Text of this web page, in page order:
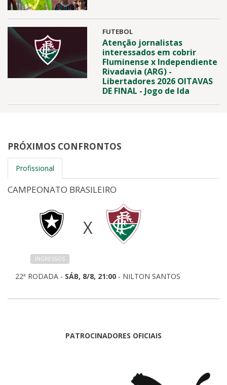
FUTEBOL
Atenção jornalistas
interessados em cobrir
Fluminense x Independiente
Rivadavia (ARG) -
Libertadores 2026 OITAVAS
DE FINAL - Jogo de Ida
PRÓXIMOS CONFRONTOS
Profissional
CAMPEONATO BRASILEIRO
X
INGRESSOS
22ª RODADA - SÁB, 8/8, 21:00 - NILTON SANTOS
PATROCINADORES OFICIAIS